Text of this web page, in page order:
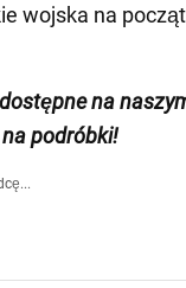
wojska na
na
podróbki!